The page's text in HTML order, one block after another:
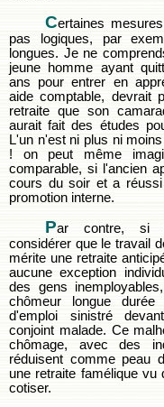
Certaines
pas logiques, par
longues. Je ne
jeune homme ayant
ans pour entrer en
aide comptable, devrait
retraite que son
aurait fait des études
L'un n'est ni plus ni
! on peut même
comparable, si l'ancien
cours du soir et a
promotion interne.
Par contre, si
considérer que le travail
mérite une retraite
aucune exception
des gens
chômeur longue
d'emploi sinistré
conjoint malade. Ce
chômage, avec des
réduisent comme peau
une retraite famélique vu
cotiser.